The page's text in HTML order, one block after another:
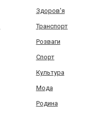
Здоров'я
Транспорт
Розваги
Спорт
Культура
Мода
Родина